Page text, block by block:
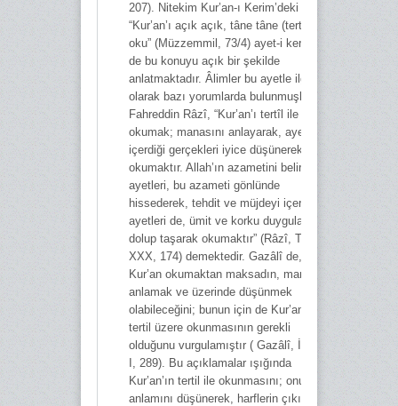
207). Nitekim Kur’an-ı Kerim’deki
“Kur’an’ı açık açık, tâne tâne (tertîl ile)
oku” (Müzzemmil, 73/4) ayet-i kerîmesi
de bu konuyu açık bir şekilde
anlatmaktadır. Âlimler bu ayetle ilgili
olarak bazı yorumlarda bulunmuşlardır.
Fahreddin Râzî, “Kur’an’ı tertîl ile
okumak; manasını anlayarak, ayetlerin
içerdiği gerçekleri iyice düşünerek
okumaktır. Allah’ın azametini belirten
ayetleri, bu azameti gönlünde
hissederek, tehdit ve müjdeyi içeren
ayetleri de, ümit ve korku duygularıyla
dolup taşarak okumaktır” (Râzî, Tefsîr,
XXX, 174) demektedir. Gazâlî de,
Kur’an okumaktan maksadın, manasını
anlamak ve üzerinde düşünmek
olabileceğini; bunun için de Kur’an’ın
tertil üzere okunmasının gerekli
olduğunu vurgulamıştır ( Gazâlî, İhyâ,
I, 289). Bu açıklamalar ışığında
Kur’an’ın tertil ile okunmasını; onun
anlamını düşünerek, harflerin çıkış